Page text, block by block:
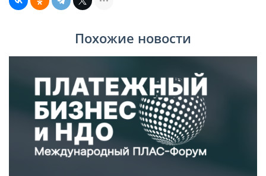
Похожие новости